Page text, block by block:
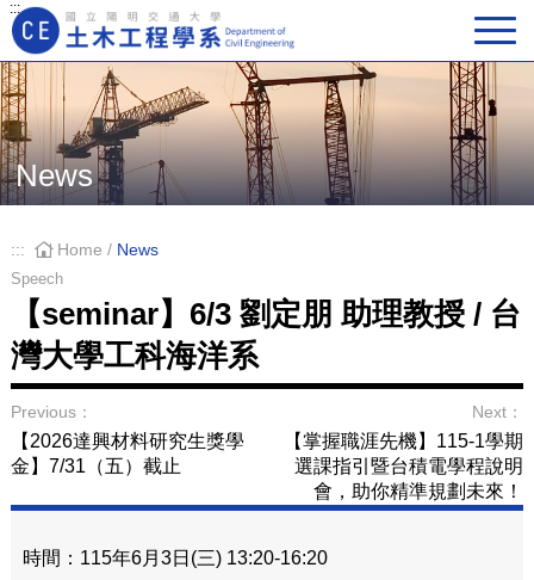
:::
Main Navigation
News
::: Home / News
Speech
【seminar】6/3 劉定朋 助理教授 / 台
灣大學工科海洋系
Previous：
【2026達興材料研究生獎學
金】7/31（五）截止
Next：
【掌握職涯先機】115-1學期
選課指引暨台積電學程說明
會，助你精準規劃未來！
時間：115年6月3日(三) 13:20-16:20